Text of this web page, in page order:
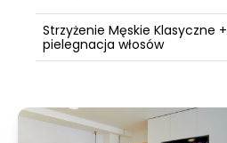
Strzyżenie Męskie Klasyczne +
pielegnacja włosów